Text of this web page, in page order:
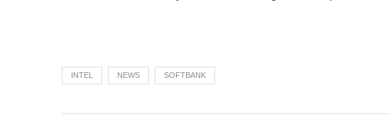
INTEL NEWS SOFTBANK